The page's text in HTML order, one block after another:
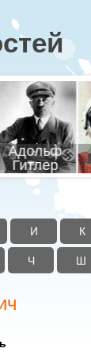
Адольф
Гитлер
И К
Ч Ш